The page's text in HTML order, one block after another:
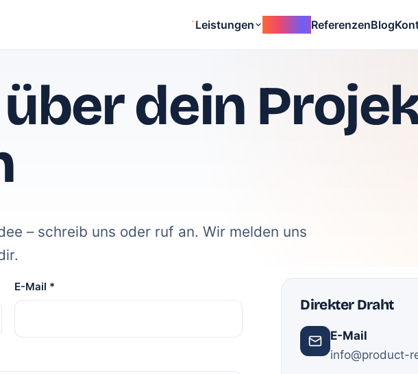
Leistungen ReferenzenBlog
dein
– schreib uns oder ruf an. Wir melden uns
E-Mail *
Direkter Draht
E-Mail
info@product-